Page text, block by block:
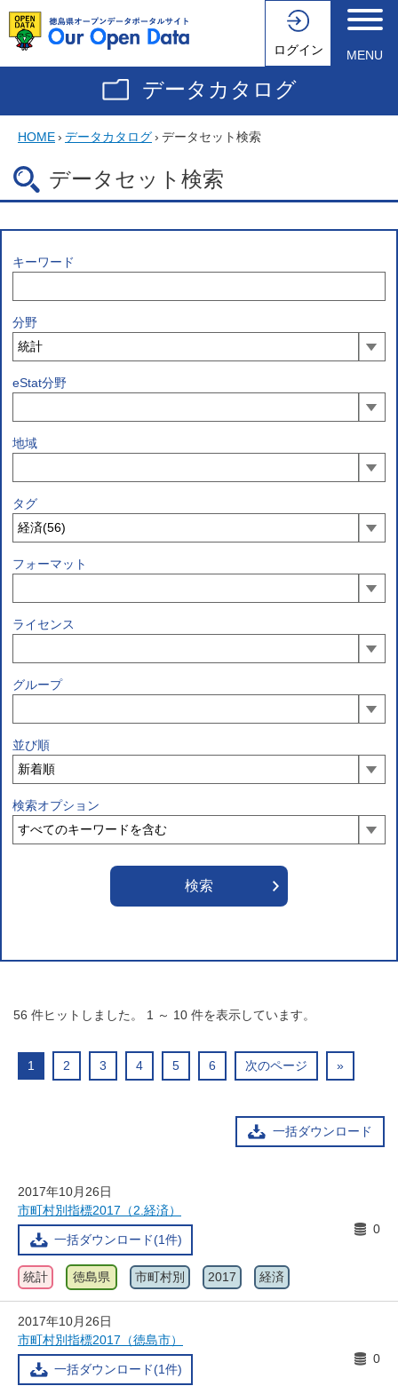
ログイン MENU
データカタログ
HOME› データカタログ› データセット検索
データセット検索
キーワード
分野
eStat分野
地域
タグ
フォーマット
ライセンス
グループ
並び順
検索オプション
56 件ヒットしました。 1 ～ 10 件を表示しています。
1 2 3 4 5 6 次のページ »
一括ダウンロード
2017年10月26日
市町村別指標2017（2.経済）
一括ダウンロード(1件)
0
統計 徳島県 市町村別 2017 経済
2017年10月26日
市町村別指標2017（徳島市）
一括ダウンロード(1件)
0